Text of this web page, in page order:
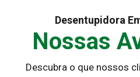
Desentupidora
Nossas
Descubra o que nossos